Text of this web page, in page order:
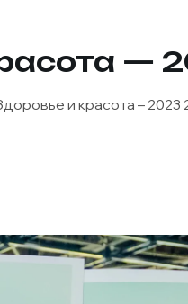
—
и красота – 2023